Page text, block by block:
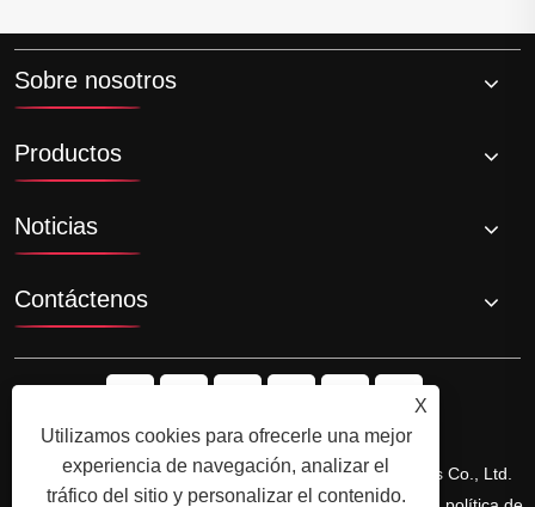
Sobre nosotros
Productos
Noticias
Contáctenos
Copyright © 2025yuyao Hansheng Electrical Appliances Co., Ltd.
X
Utilizamos cookies para ofrecerle una mejor
experiencia de navegación, analizar el
tráfico del sitio y personalizar el contenido.